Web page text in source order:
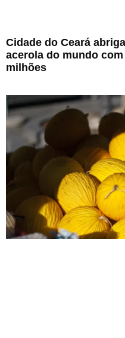
Cidade do Ceará
acerola do mundo
milhões